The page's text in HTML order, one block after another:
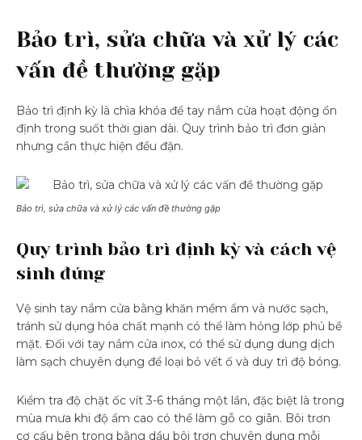
Bảo trì, sửa chữa và xử lý các
vấn đề thường gặp
Bảo trì định kỳ là chìa khóa để tay nắm cửa hoạt động ổn
định trong suốt thời gian dài. Quy trình bảo trì đơn giản
nhưng cần thực hiện đều đặn.
Bảo trì, sửa chữa và xử lý các vấn đề thường gặp
Quy trình bảo trì định kỳ và cách vệ
sinh đúng
Vệ sinh tay nắm cửa bằng khăn mềm ẩm và nước sạch,
tránh sử dụng hóa chất mạnh có thể làm hỏng lớp phủ bề
mặt. Đối với tay nắm cửa inox, có thể sử dụng dung dịch
làm sạch chuyên dụng để loại bỏ vết ố và duy trì độ bóng.
Kiểm tra độ chặt ốc vít 3-6 tháng một lần, đặc biệt là trong
mùa mưa khi độ ẩm cao có thể làm gỗ co giãn. Bôi trơn
cơ cấu bên trong bằng dầu bôi trơn chuyên dụng mỗi